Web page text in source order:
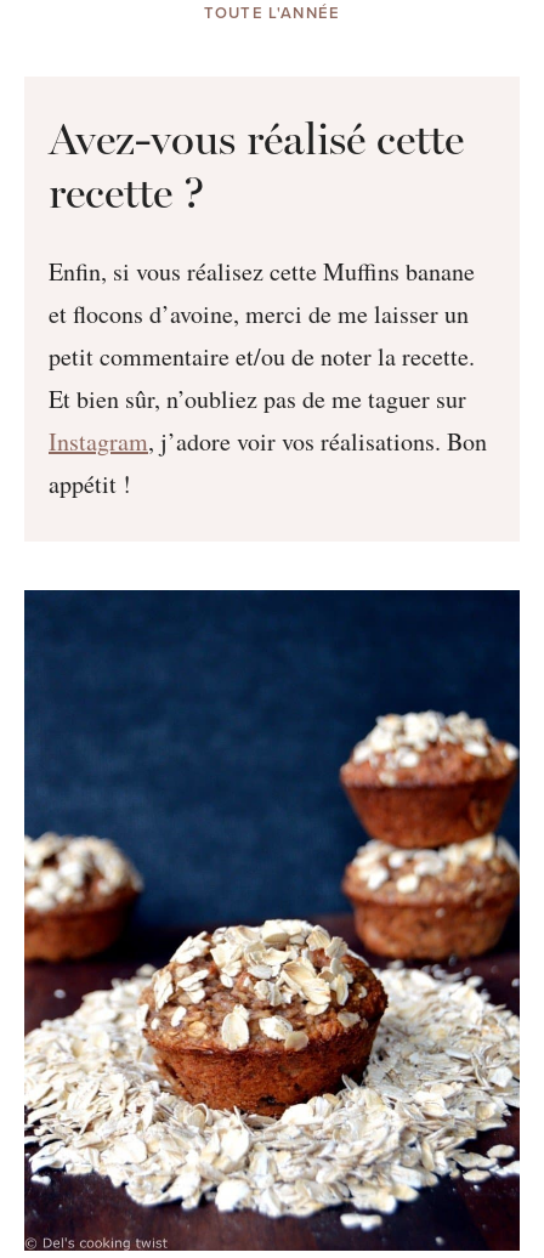
TOUTE L'ANNÉE
Avez-vous réalisé cette
recette ?
Enfin, si vous réalisez cette Muffins banane
et flocons d’avoine, merci de me laisser un
petit commentaire et/ou de noter la recette.
Et bien sûr, n’oubliez pas de me taguer sur
Instagram, j’adore voir vos réalisations. Bon
appétit !